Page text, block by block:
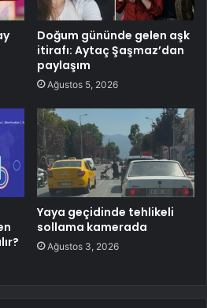
Doğum gününde gelen aşk
itirafı: Aytaç Şaşmaz’dan
paylaşım
Ağustos 5, 2026
Yaya geçidinde tehlikeli
sollama kamerada
Ağustos 3, 2026